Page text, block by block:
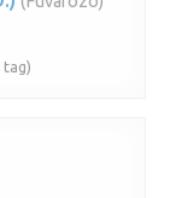
tag)